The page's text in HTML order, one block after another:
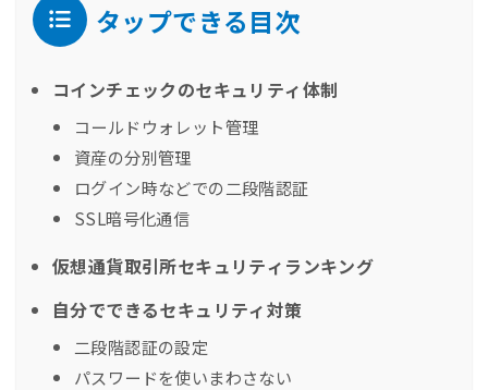
タップできる目次
コインチェックのセキュリティ体制
コールドウォレット管理
資産の分別管理
ログイン時などでの二段階認証
SSL暗号化通信
仮想通貨取引所セキュリティランキング
自分でできるセキュリティ対策
二段階認証の設定
パスワードを使いまわさない